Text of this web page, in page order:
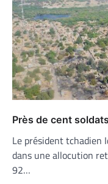
Près de cent
Le président tchadien
dans une allocution
92…